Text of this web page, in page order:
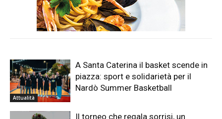
Attualità
A Santa Caterina il basket scende in
piazza: sport e solidarietà per il
Nardò Summer Basketball
Il torneo che regala sorrisi, un